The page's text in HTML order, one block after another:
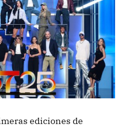
ediciones de